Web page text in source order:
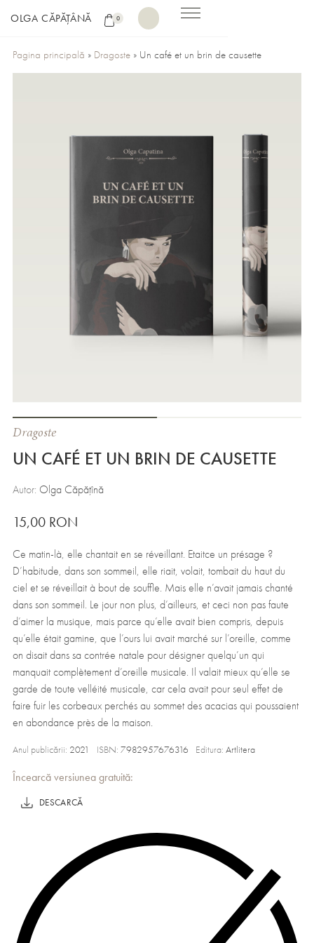
OLGA CĂPĂȚÂNĂ 0
Pagina principală » Dragoste » Un café et un brin de causette
Dragoste
UN CAFÉ ET UN BRIN DE CAUSETTE
Autor: Olga Căpățînă
15,00 RON
Ce matin-là, elle chantait en se réveillant. Etaitce un présage ?
D’habitude, dans son sommeil, elle riait, volait, tombait du haut du
ciel et se réveillait à bout de souffle. Mais elle n’avait jamais chanté
dans son sommeil. Le jour non plus, d’ailleurs, et ceci non pas faute
d’aimer la musique, mais parce qu’elle avait bien compris, depuis
qu’elle était gamine, que l’ours lui avait marché sur l’oreille, comme
on disait dans sa contrée natale pour désigner quelqu’un qui
manquait complètement d’oreille musicale. Il valait mieux qu’elle se
garde de toute velléité musicale, car cela avait pour seul effet de
faire fuir les corbeaux perchés au sommet des acacias qui poussaient
en abondance près de la maison.
Anul publicării: 2021 ISBN: 7982957676316 Editura: Artlitera
Încearcă versiunea gratuită:
DESCARCĂ